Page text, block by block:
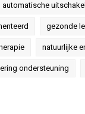
automatische
gezonde
natuurlijke
ondersteuning